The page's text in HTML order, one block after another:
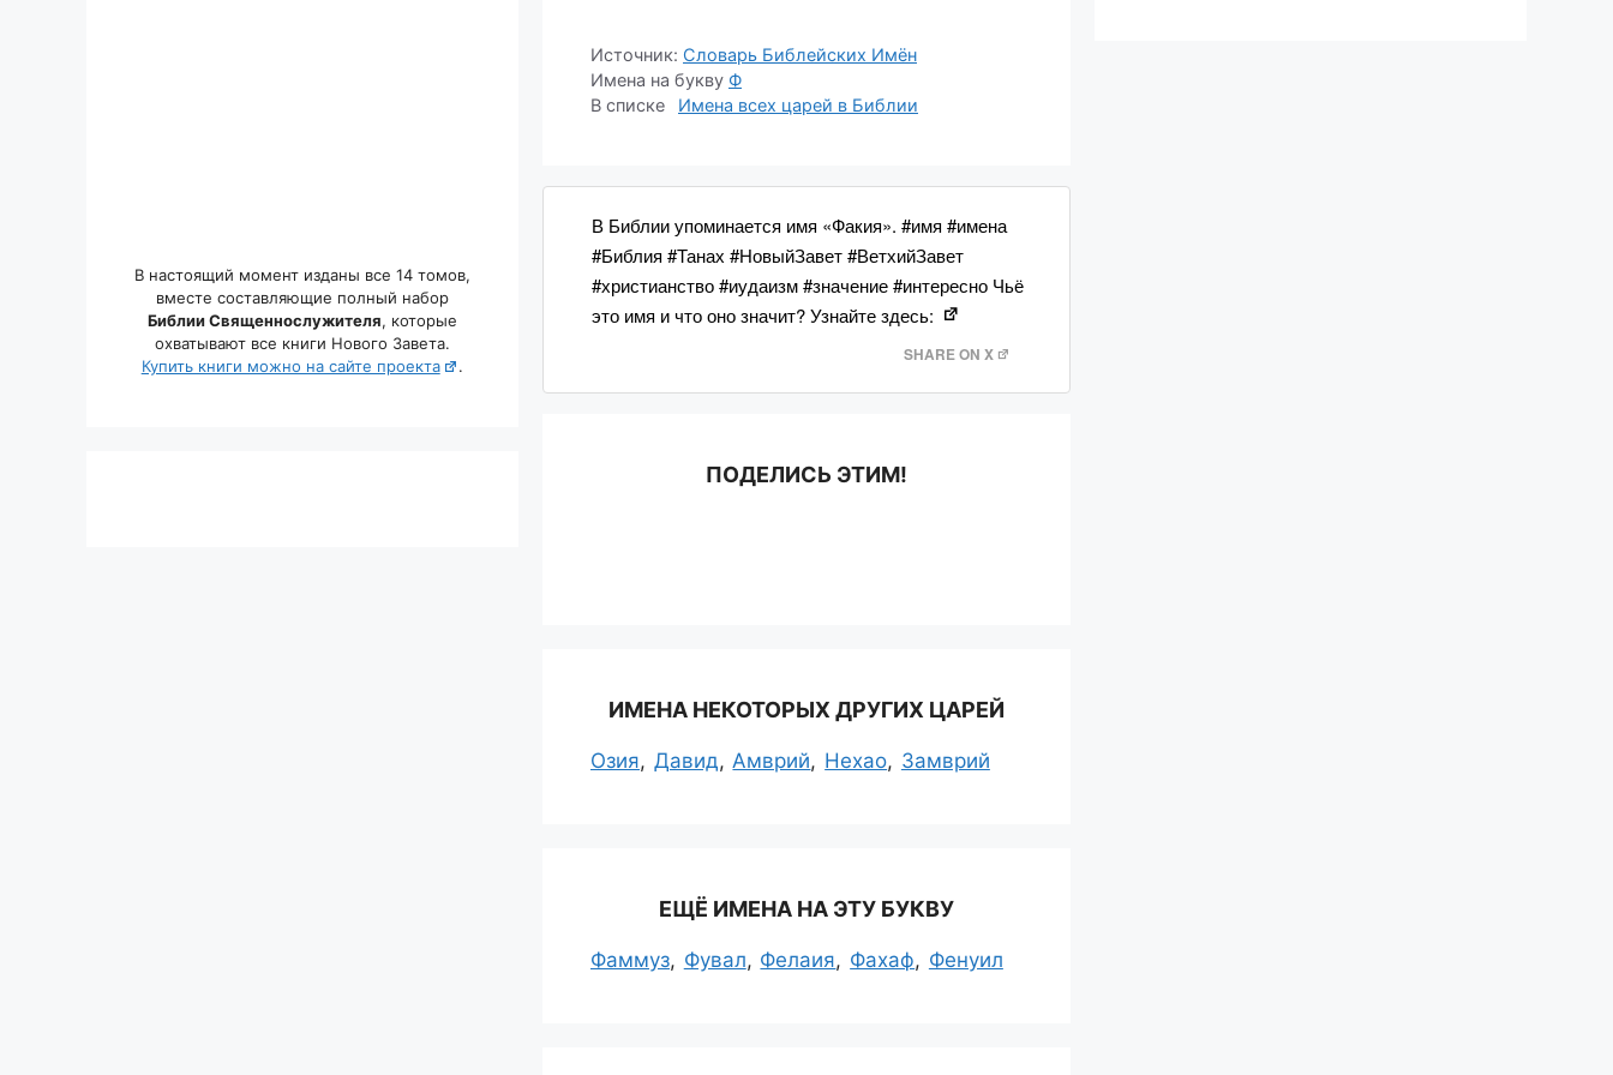
Источник: Словарь Библейских Имён
Имена на букву Ф
В Библии упоминается имя «Факия». #имя #имена
#Библия #Танах #НовыйЗавет #ВетхийЗавет
#христианство #иудаизм #значение #интересно Чьё
это имя и что оно значит? Узнайте здесь:
SHARE ON X
ПОДЕЛИСЬ ЭТИМ!
ИМЕНА НЕКОТОРЫХ ДРУГИХ ЦАРЕЙ
Озия Давид Амврий Нехао Замврий
ЕЩЁ ИМЕНА НА ЭТУ БУКВУ
Фаммуз Фувал Фелаия Фахаф Фенуил
В настоящий момент изданы все 14 томов,
вместе составляющие полный набор
Библии Священнослужителя, которые
охватывают все книги Нового Завета.
Купить книги можно на сайте проекта
.